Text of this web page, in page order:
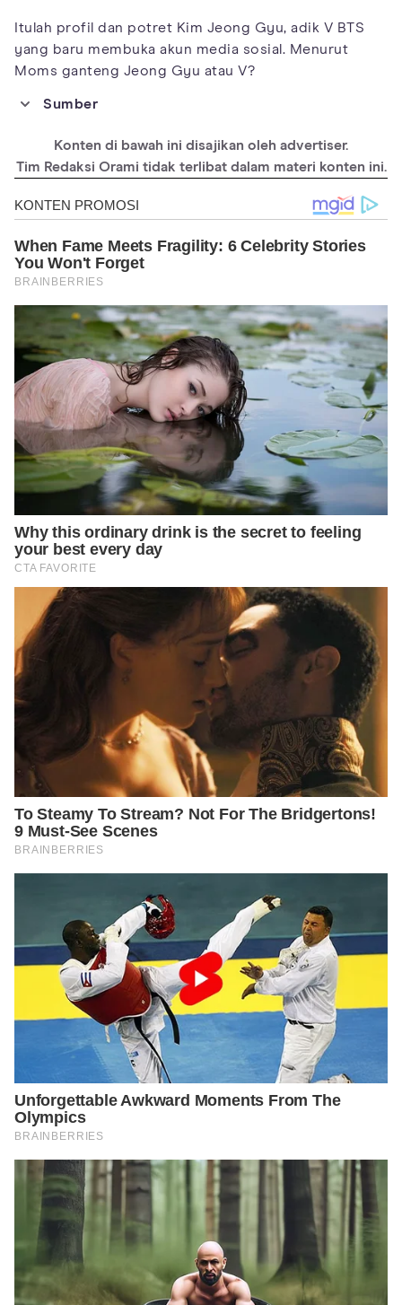
Itulah profil dan potret Kim Jeong Gyu, adik V BTS
yang baru membuka akun media sosial. Menurut
Moms ganteng Jeong Gyu atau V?
Sumber
https://www.xtra.com.my/hiburan/meet-bts-members-siblings-
a-k-a-your-future-in-laws/
Konten di bawah ini disajikan oleh advertiser.
Tim Redaksi Orami tidak terlibat dalam materi konten ini.